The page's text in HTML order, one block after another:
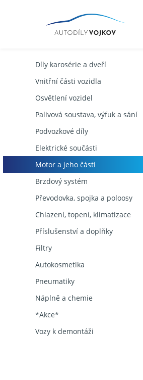
Díly karosérie a dveří
Vnitřní části vozidla
Osvětlení vozidel
Palivová soustava, výfuk a sání
Podvozkové díly
Elektrické součásti
Motor a jeho části
Brzdový systém
Převodovka, spojka a poloosy
Chlazení, topení, klimatizace
Příslušenství a doplňky
Filtry
Autokosmetika
Pneumatiky
Náplně a chemie
*Akce*
Vozy k demontáži